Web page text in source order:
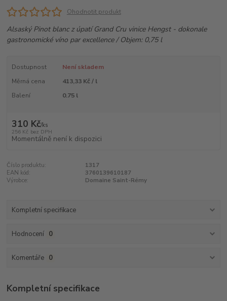
Ohodnotit produkt
Alsaský Pinot blanc z úpatí Grand Cru vinice Hengst - dokonale
gastronomické víno par excellence / Objem: 0,75 l
Dostupnost
Není skladem
Měrná cena
413,33 Kč / l
Balení
0.75 l
310 Kč/ks
256 Kč bez DPH
Momentálně není k dispozici
Číslo produktu:
1317
EAN kód:
3760139610187
Výrobce:
Domaine Saint-Rémy
Kompletní specifikace
Hodnocení 0
Komentáře 0
Kompletní specifikace